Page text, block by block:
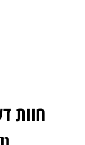
חוות